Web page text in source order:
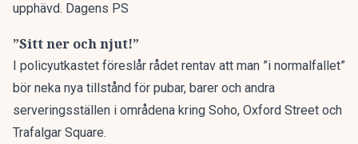
upphävd. Dagens PS
”Sitt ner och njut!”
I policyutkastet föreslår rådet rentav att man ”i normalfallet”
bör neka nya tillstånd för pubar, barer och andra
serveringsställen i områdena kring Soho, Oxford Street och
Trafalgar Square.